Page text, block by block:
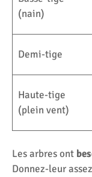
(nain)
Demi-tige
Haute-tige
(plein vent)
Les arbres ont
Donnez-leur